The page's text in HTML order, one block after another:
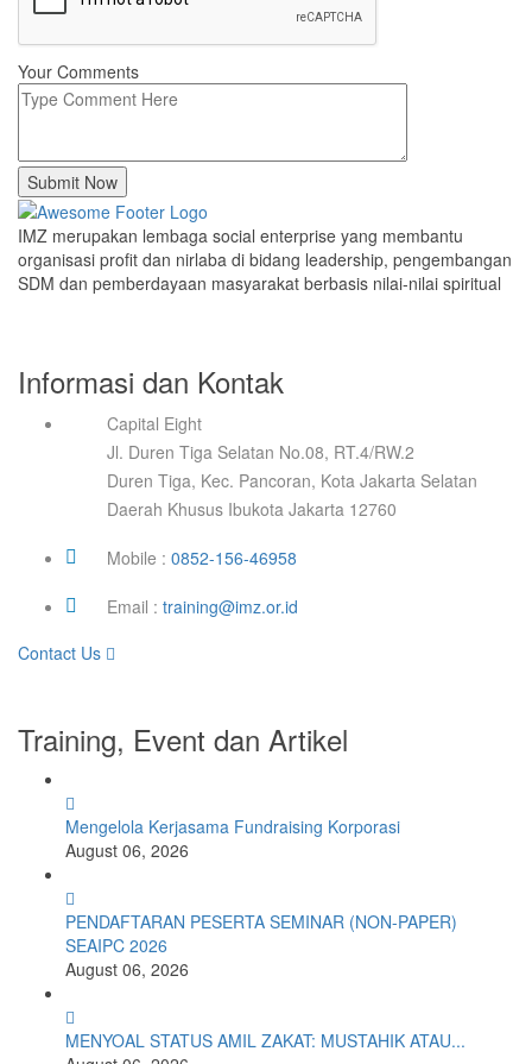
Your Comments
Submit Now
IMZ merupakan lembaga social enterprise yang membantu
organisasi profit dan nirlaba di bidang leadership, pengembangan
SDM dan pemberdayaan masyarakat berbasis nilai-nilai spiritual
Informasi dan Kontak
Capital Eight
Jl. Duren Tiga Selatan No.08, RT.4/RW.2
Duren Tiga, Kec. Pancoran, Kota Jakarta Selatan
Daerah Khusus Ibukota Jakarta 12760
Mobile : 0852-156-46958
Email : training@imz.or.id
Contact Us
Training, Event dan Artikel
Mengelola Kerjasama Fundraising Korporasi
August 06, 2026
PENDAFTARAN PESERTA SEMINAR (NON-PAPER)
SEAIPC 2026
August 06, 2026
MENYOAL STATUS AMIL ZAKAT: MUSTAHIK ATAU...